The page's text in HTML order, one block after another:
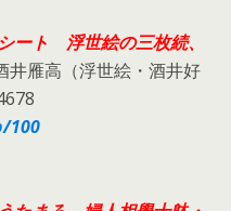
ート 浮世絵の三枚続、
雁高（浮世絵・酒井好
100